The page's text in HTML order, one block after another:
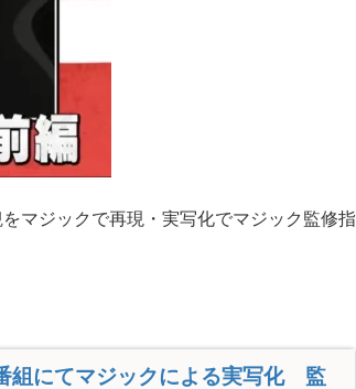
マジックで再現・実写化でマジック監修指
組にてマジックによる実写化 監